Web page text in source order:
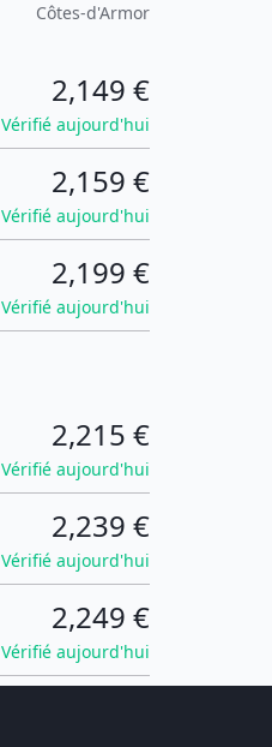
Côtes-d'Armor
2,149 €
Vérifié aujourd'hui
2,159 €
Vérifié aujourd'hui
2,199 €
Vérifié aujourd'hui
2,215 €
Vérifié aujourd'hui
2,239 €
Vérifié aujourd'hui
2,249 €
Vérifié aujourd'hui